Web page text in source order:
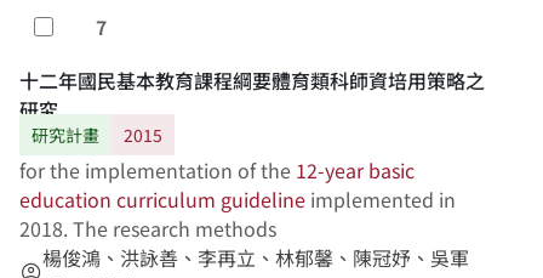
訪談，了解教師對新課綱的解理與因應策略。其次，依
據新課綱原住民族語文中「學習表現」與「學習內容」
之指標，發展第四學習階段之族語素養測量工具，作為
未來TASA-L長期追蹤調查之測量依據。研究結果將有助
於了解現職教師實施族語教學之現況，以及發現適當之
族語素養標準化測量工具。
勾選
7
十二年國民基本教育課程綱要體育類科師資培用策略之
研究
研究計畫 2015
for the implementation of the 12-year basic
education curriculum guideline implemented in
2018. The research methods
account_circle楊俊鴻、洪詠善、李再立、林郁馨、陳冠妤、吳軍